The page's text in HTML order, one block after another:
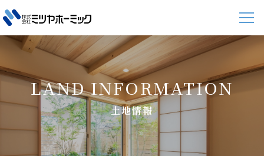
LAND INFORMATION
土地情報